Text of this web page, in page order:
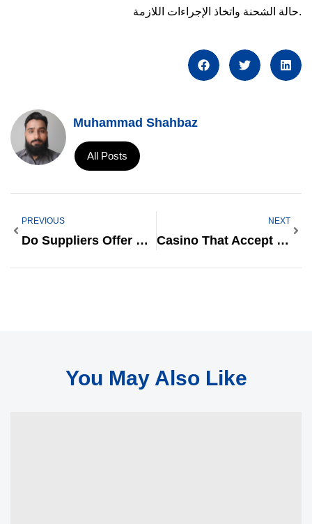
حالة الشحنة واتخاذ الإجراءات اللازمة.
Muhammad Shahbaz
All Posts
PREVIOUS
Do Suppliers Offer Warranties For Cafe Chairs Wholesale?
NEXT
Casino That Accept Google Pay Australia
You May Also Like